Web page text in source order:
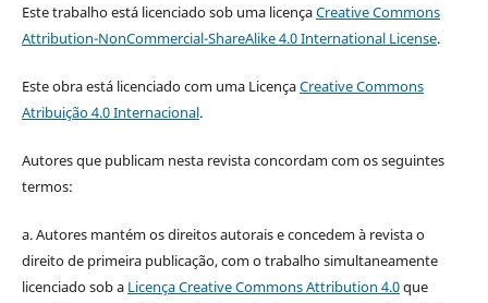
Este trabalho está licenciado sob uma licençaCreative Commons
Attribution-NonCommercial-ShareAlike 4.0 International License.
Este obra está licenciado com uma LicençaCreative Commons
Atribuição 4.0 Internacional.
Autores que publicam nesta revista concordam com os seguintes
termos:
a. Autores mantém os direitos autorais e concedem à revista o
direito de primeira publicação, com o trabalho simultaneamente
licenciado sob a Licença Creative Commons Attribution 4.0que